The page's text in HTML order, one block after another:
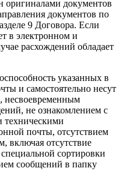
оригиналами документов
документов по
9 Договора. Если
в электронном и
расхождений обладает
указанных в
и самостоятельно несут
несвоевременным
не ознакомлением с
техническими
почты, отсутствием
включая отсутствие
сортировки
сообщений в папку